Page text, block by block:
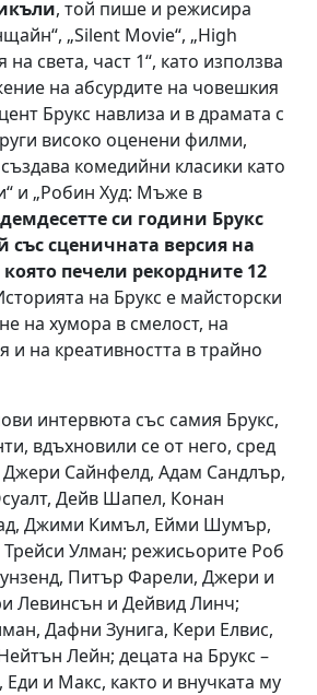
, той пише и режисира
„Silent Movie“, „High
света, част 1“, като използва
на абсурдите на човешкия
Брукс навлиза и в драмата с
високо оценени филми,
комедийни класики като
и „Робин Худ: Мъже в
си години Брукс
със сценичната версия на
печели рекордните 12
на Брукс е майсторски
на хумора в смелост, на
и на креативността в трайно
интервюта със самия Брукс,
вдъхновили се от него, сред
Джери Сайнфелд, Адам Сандлър,
Дейв Шапел, Конан
Джими Кимъл, Ейми Шумър,
Улман; режисьорите Роб
Питър Фарели, Джери и
Левинсън и Дейвид Линч;
Дафни Зунига, Кери Елвис,
Лейн; децата на Брукс –
и Макс, както и внучката му